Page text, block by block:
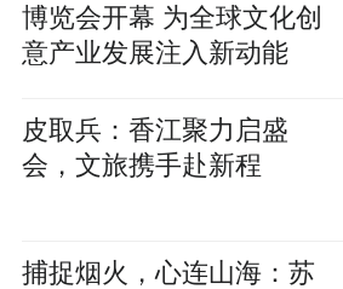
博览会开幕 为全球文化创
意产业发展注入新动能
皮取兵：香江聚力启盛
会，文旅携手赴新程
捕捉烟火，心连山海：苏